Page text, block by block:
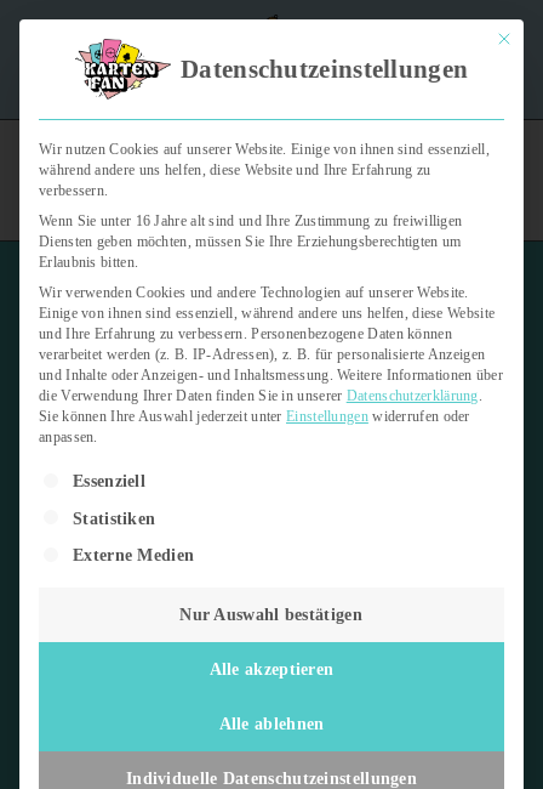
"Kartenfan – Der Podcast" | Das Hobby auf die Ohren |
Numbered Cards (Numbered)
Letzte Aktualisierung:
Karten genannt – sind Sammelkarten, die mit einer
Mit
Datenschutzeinstellungen
Wir nutzen Cookies auf unserer Website. Einige von ihnen sind essenziell,
während andere uns helfen, diese Website und Ihre Erfahrung zu
verbessern.
Wenn Sie unter 16 Jahre alt sind und Ihre Zustimmung zu freiwilligen
Diensten geben möchten, müssen Sie Ihre Erziehungsberechtigten um
Erlaubnis bitten.
Wir verwenden Cookies und andere Technologien auf unserer Website.
Einige von ihnen sind essenziell, während andere uns helfen, diese Website
und Ihre Erfahrung zu verbessern. Personenbezogene Daten können
verarbeitet werden (z. B. IP-Adressen), z. B. für personalisierte Anzeigen
und Inhalte oder Anzeigen- und Inhaltsmessung. Weitere Informationen über
die Verwendung Ihrer Daten finden Sie in unserer Datenschutzerklärung.
Sie können Ihre Auswahl jederzeit unterEinstellungenwiderrufen oder
anpassen.
Es folgt eine Liste der Service-Gruppen, für die eine Einwilligung
Essenziell
Statistiken
Externe Medien
Nur Auswahl bestätigen
Alle akzeptieren
Alle ablehnen
Individuelle Datenschutzeinstellungen